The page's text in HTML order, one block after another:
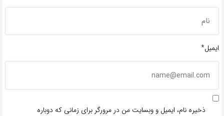
ایمیل*
ذخیره نام، ایمیل و وبسایت من در مرورگر برای زمانی که دوباره